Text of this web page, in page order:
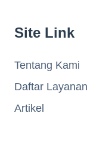
Site Link
Tentang Kami
Daftar Layanan
Artikel